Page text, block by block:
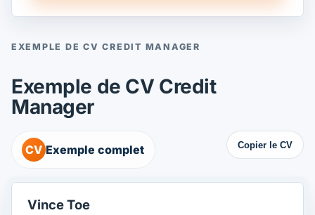
EXEMPLE DE CV CREDIT MANAGER
Exemple de CV Credit
Manager
CV Exemple complet Copier le CV
Vince Toe